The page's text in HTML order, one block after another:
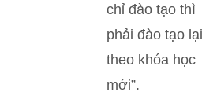
chỉ đào tạo thì
phải đào tạo lại
theo khóa học
mới”.